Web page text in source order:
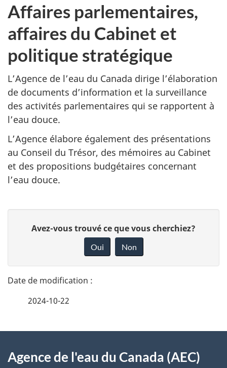
Affaires parlementaires,
affaires du Cabinet et
politique stratégique
L’Agence de l’eau du Canada dirige l’élaboration
de documents d’information et la surveillance
des activités parlementaires qui se rapportent à
l’eau douce.
L’Agence élabore également des présentations
au Conseil du Trésor, des mémoires au Cabinet
et des propositions budgétaires concernant
l’eau douce.
t
a
l
s
n
o
t
Avez-vous trouvé ce que vous cherchiez?
Oui Non
2024-10-22
propos
Agence de l'eau du Canada (AEC)